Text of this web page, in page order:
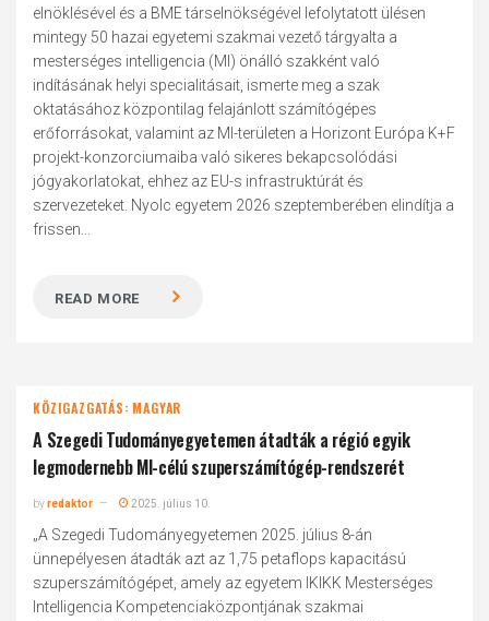
elnöklésével és a BME társelnökségével lefolytatott ülésen
mintegy 50 hazai egyetemi szakmai vezető tárgyalta a
mesterséges intelligencia (MI) önálló szakként való
indításának helyi specialitásait, ismerte meg a szak
oktatásához központilag felajánlott számítógépes
erőforrásokat, valamint az MI-területen a Horizont Európa K+F
projekt-konzorciumaiba való sikeres bekapcsolódási
jógyakorlatokat, ehhez az EU-s infrastruktúrát és
szervezeteket. Nyolc egyetem 2026 szeptemberében elindítja a
frissen...
READ MORE
KÖZIGAZGATÁS: MAGYAR
A Szegedi Tudományegyetemen átadták a régió egyik
legmodernebb MI-célú szuperszámítógép-rendszerét
byredaktor 2025. július 10.
„A Szegedi Tudományegyetemen 2025. július 8-án
ünnepélyesen átadták azt az 1,75 petaflops kapacitású
szuperszámítógépet, amely az egyetem IKIKK Mesterséges
Intelligencia Kompetenciaközpontjának szakmai